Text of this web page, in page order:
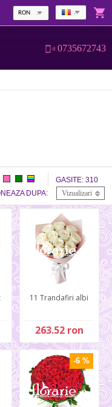
RON
0735672743
GASITE: 310
DUPA: Vizualizari
11 Trandafiri albi
263.52 ron
-6 %